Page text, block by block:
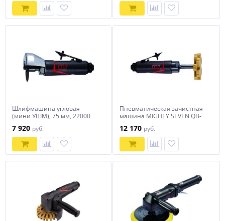
Шлифмашина угловая
(мини УШМ), 75 мм, 22000
MIGHTY SEVEN QC-213T
7 920 руб.
Пневматическая зачистная
машина MIGHTY SEVEN QB-
12 170 руб.